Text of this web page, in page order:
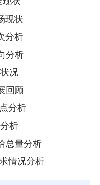
现状
分析
分析
况
回顾
分析
析
总量分析
情况分析